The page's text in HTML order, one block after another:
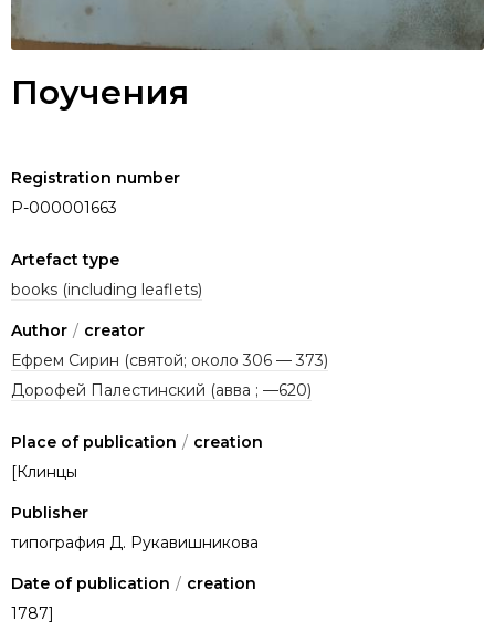
Поучения
Registration number
P-000001663
Artefact type
books (including leaflets)
Author / creator
Ефрем Сирин (святой; около 306 — 373)
Дорофей Палестинский (авва ; —620)
Place of publication / creation
[Клинцы
Publisher
типография Д. Рукавишникова
Date of publication / creation
1787]